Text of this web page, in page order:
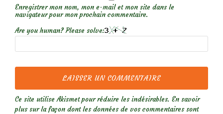
Enregistrer mon nom, mon e-mail et mon site dans le
navigateur pour mon prochain commentaire.
Are you human? Please solve:
Ce site utilise Akismet pour réduire les indésirables. En savoir
plus sur la façon dont les données de vos commentaires sont